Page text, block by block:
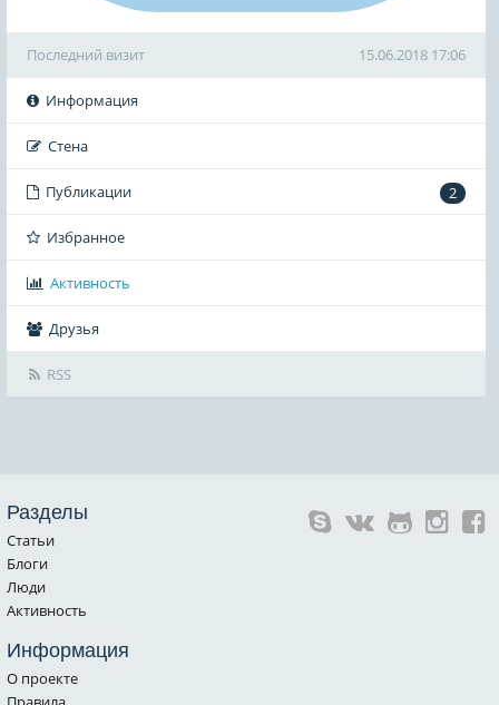
Последний визит 15.06.2018 17:06
Информация
Стена
Публикации 2
Избранное
Активность
Друзья
RSS
Разделы
Статьи
Блоги
Люди
Активность
Информация
О проекте